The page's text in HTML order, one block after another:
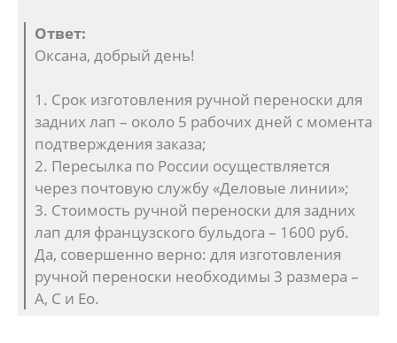
Ответ:
Оксана, добрый день!
1. Срок изготовления ручной переноски для
задних лап – около 5 рабочих дней с момента
подтверждения заказа;
2. Пересылка по России осуществляется
через почтовую службу «Деловые линии»;
3. Стоимость ручной переноски для задних
лап для французского бульдога – 1600 руб.
Да, совершенно верно: для изготовления
ручной переноски необходимы 3 размера –
А, С и Ео.